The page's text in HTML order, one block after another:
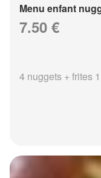
Menu enfant
7.50 €
4 nuggets + frites